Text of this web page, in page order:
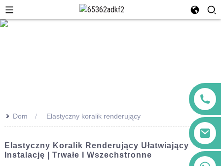
>> Dom Elastyczny koralik renderujący
Elastyczny Koralik Renderujący Ułatwiający
Instalację | Trwałe I Wszechstronne